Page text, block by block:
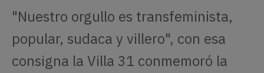
ESCUELA
NOSOTRES
"Nuestro orgullo es transfeminista,
popular, sudaca y villero", con esa
consigna la Villa 31 conmemoró la